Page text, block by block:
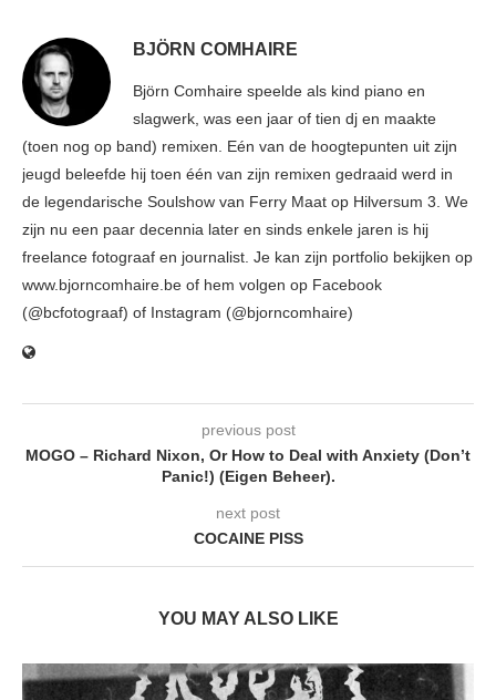
BJÖRN COMHAIRE
Björn Comhaire speelde als kind piano en
slagwerk, was een jaar of tien dj en maakte
(toen nog op band) remixen. Eén van de hoogtepunten uit zijn
jeugd beleefde hij toen één van zijn remixen gedraaid werd in
de legendarische Soulshow van Ferry Maat op Hilversum 3. We
zijn nu een paar decennia later en sinds enkele jaren is hij
freelance fotograaf en journalist. Je kan zijn portfolio bekijken op
www.bjorncomhaire.be of hem volgen op Facebook
(@bcfotograaf) of Instagram (@bjorncomhaire)
previous post
MOGO – Richard Nixon, Or How to Deal with Anxiety (Don’t
Panic!) (Eigen Beheer).
next post
COCAINE PISS
YOU MAY ALSO LIKE